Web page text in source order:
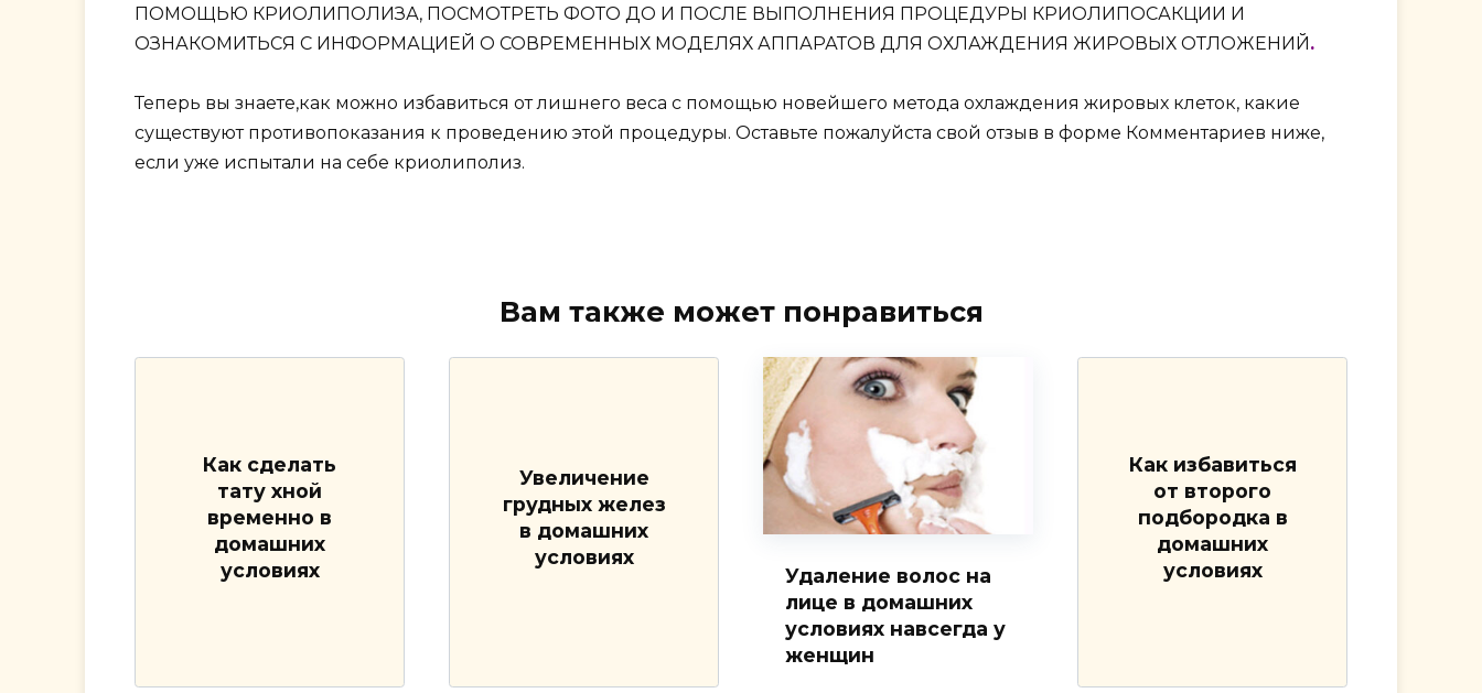
ПОМОЩЬЮ КРИОЛИПОЛИЗА, ПОСМОТРЕТЬ ФОТО ДО И ПОСЛЕ ВЫПОЛНЕНИЯ ПРОЦЕДУРЫ КРИОЛИПОСАКЦИИ И
ОЗНАКОМИТЬСЯ С ИНФОРМАЦИЕЙ О СОВРЕМЕННЫХ МОДЕЛЯХ АППАРАТОВ ДЛЯ ОХЛАЖДЕНИЯ ЖИРОВЫХ ОТЛОЖЕНИЙ.
Теперь вы знаете,как можно избавиться от лишнего веса с помощью новейшего метода охлаждения жировых клеток, какие
существуют противопоказания к проведению этой процедуры. Оставьте пожалуйста свой отзыв в форме Комментариев ниже,
если уже испытали на себе криолиполиз.
Вам также может понравиться
Как сделать
тату хной
временно в
домашних
условиях
Увеличение
грудных желез
в домашних
условиях
Удаление волос на
лице в домашних
условиях навсегда у
женщин
Как избавиться
от второго
подбородка в
домашних
условиях